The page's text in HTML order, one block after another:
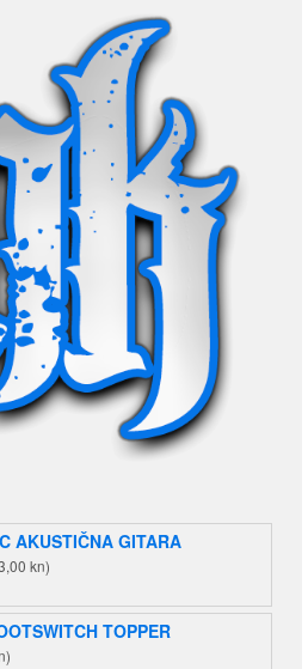
AKUSTIČNA GITARA
kn)
TOPPER